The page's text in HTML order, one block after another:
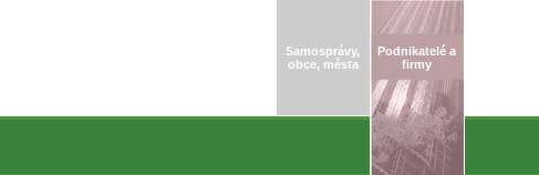
Samosprávy,
obce, města
Podnikatelé a
firmy